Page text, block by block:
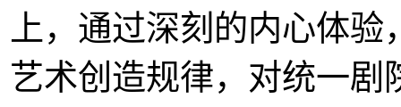
上，通过深刻的内心体验
艺术创造规律，对统一剧